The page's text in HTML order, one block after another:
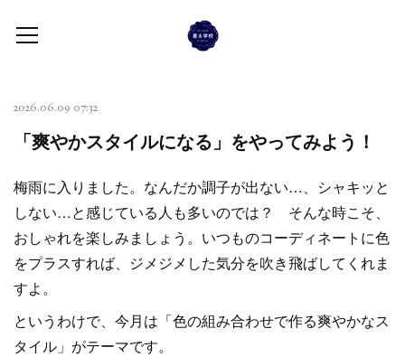
2026.06.09 07:32
「爽やかスタイルになる」をやってみよう！
梅雨に入りました。なんだか調子が出ない…、シャキッと
しない…と感じている人も多いのでは？ そんな時こそ、
おしゃれを楽しみましょう。いつものコーディネートに色
をプラスすれば、ジメジメした気分を吹き飛ばしてくれま
すよ。
というわけで、今月は「色の組み合わせで作る爽やかなス
タイル」がテーマです。